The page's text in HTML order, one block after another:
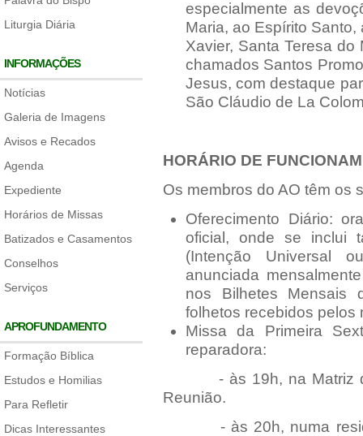
Liturgia Diária
INFORMAÇÕES
Notícias
Galeria de Imagens
Avisos e Recados
Agenda
Expediente
Horários de Missas
Batizados e Casamentos
Conselhos
Serviços
APROFUNDAMENTO
Formação Bíblica
Estudos e Homilias
Para Refletir
Dicas Interessantes
especialmente as
Maria, ao Espírito
Xavier, Santa Teresa
chamados Santos
Jesus, com destaque
São Cláudio de La
HORÁRIO DE
Os membros do AO têm os
Oferecimento Diário:
oficial, onde se inclui
(Intenção Universal
anunciada
nos Bilhetes Mensais
folhetos recebidos pelos
Missa da Primeira
reparadora:
- às 19h, na Matriz de
Reunião.
- às 20h, numa